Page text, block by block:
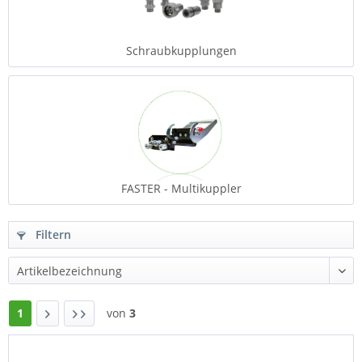
Schraubkupplungen
FASTER - Multikuppler
Filtern
1 von 3